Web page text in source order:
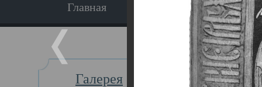
Главная Экскурсия
Галерея
Главная